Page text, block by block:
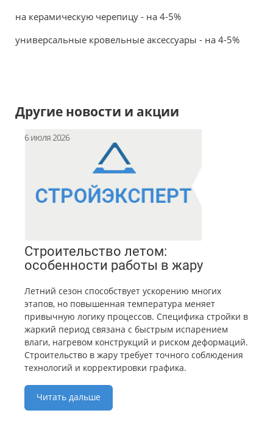
на керамическую черепицу - на 4-5%
универсальные кровельные аксессуары - на 4-5%
Другие новости и акции
Строительство летом:
особенности работы в жару
6 июля 2026
Летний сезон способствует ускорению многих
этапов, но повышенная температура меняет
привычную логику процессов. Специфика стройки в
жаркий период связана с быстрым испарением
влаги, нагревом конструкций и риском деформаций.
Строительство в жару требует точного соблюдения
технологий и корректировки графика.
Читать дальше